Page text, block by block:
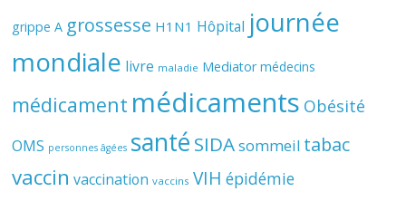
grippe A grossesse H1N1 Hôpital journée
mondiale livre maladie Mediator médecins
médicament médicaments Obésité
OMS personnes âgées santé SIDAsommeil tabac
vaccin vaccination vaccins VIH épidémie